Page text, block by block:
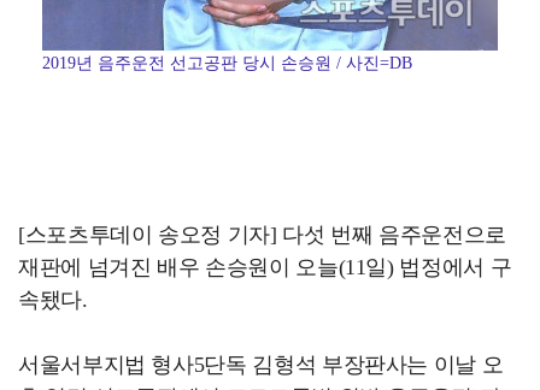
2019년 음주운전 선고공판 당시 손승원 / 사진=DB
[스포츠투데이 송오정 기자] 다섯 번째 음주운전으로
재판에 넘겨진 배우 손승원이 오늘(11일) 법정에서 구
속됐다.
서울서부지법 형사5단독 김형석 부장판사는 이날 오